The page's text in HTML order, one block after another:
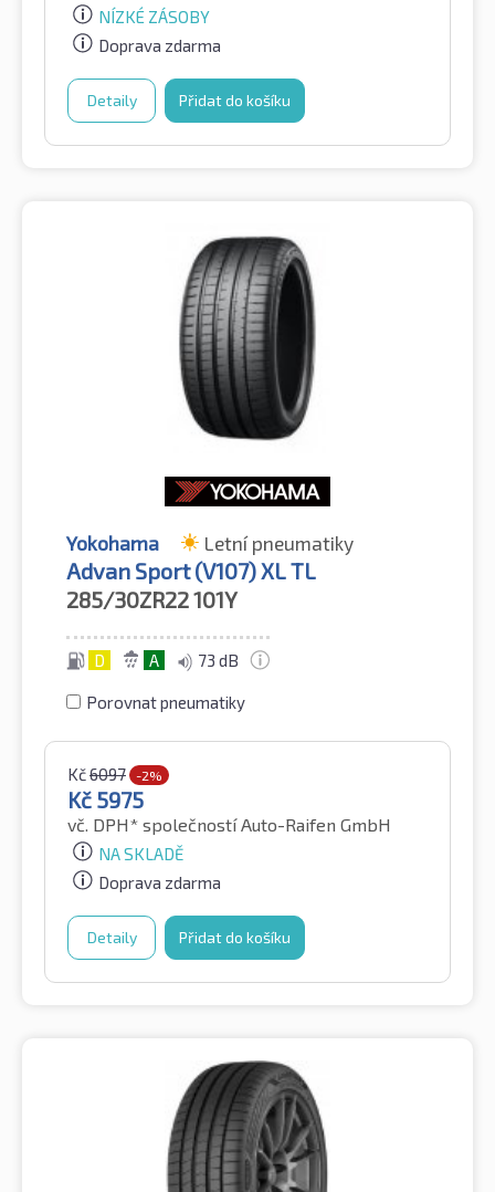
NÍZKÉ ZÁSOBY
Doprava zdarma
Detaily Přidat do košíku
Yokohama Letní pneumatiky
Advan Sport (V107) XL TL
285/30ZR22101Y
D A 73 dB
Porovnat pneumatiky
Kč6097 -2%
Kč 5975
vč. DPH* společností Auto-Raifen GmbH
NA SKLADĚ
Doprava zdarma
Detaily Přidat do košíku